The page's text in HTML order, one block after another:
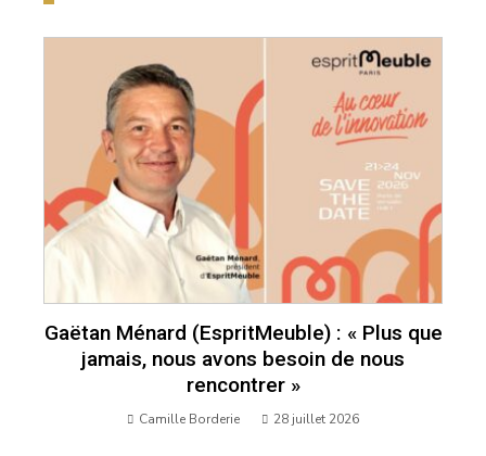
Gaëtan Ménard (EspritMeuble) : « Plus que
jamais, nous avons besoin de nous
rencontrer »
Camille Borderie 28 juillet 2026